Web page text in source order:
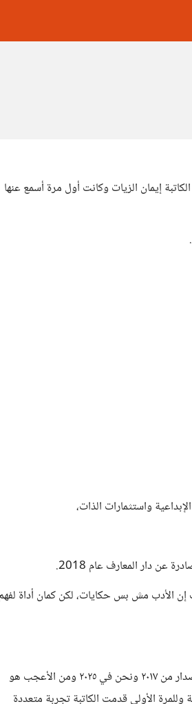
على الكاتبة إيمان الزيات وكانت أول مرة أسمع عنها
واستثمارات الذات،
إن الأدب مش بس حكايات، لكن كمان أداة
رواية مينوراه هي الرواية الوحيدة التي قرأتها للكاتبة ومن العجيب أن تكون تلك الرواية إصدار من ٢٠١٧ ونحن في ٢٠٢٥ ومن الأعجب هو
الأولى قدمت الكاتبة تجربة متعددة